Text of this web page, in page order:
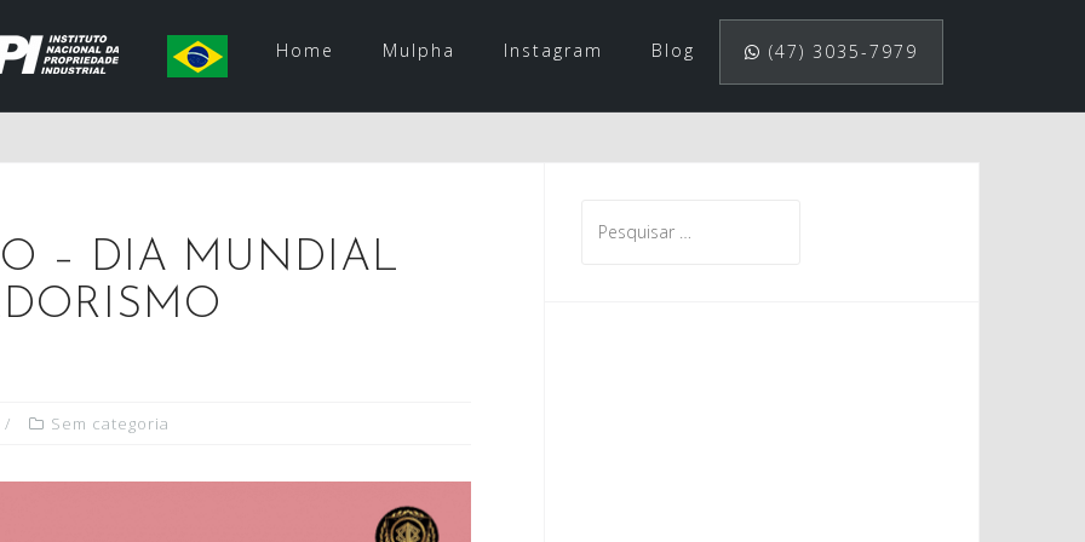
Home Mulpha Instagram Blog (47) 3035-7979
– DIA MUNDIAL
Sem categoria
por: